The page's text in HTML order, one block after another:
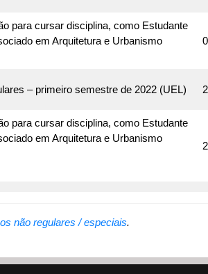
para cursar disciplina, como Estudante
em Arquitetura e Urbanismo
– primeiro semestre de 2022 (UEL)
para cursar disciplina, como Estudante
em Arquitetura e Urbanismo
não regulares / especiais.